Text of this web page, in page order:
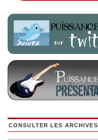
CONSULTER LES ARCHIVES